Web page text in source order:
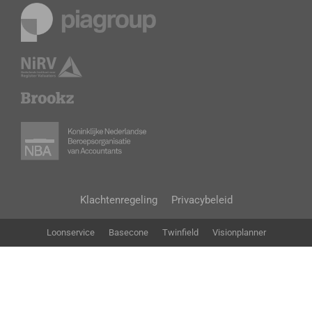
Klachtenregeling Privacybeleid
Loonservice Basecone Twinfield Visionplanner